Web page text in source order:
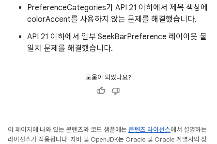
PreferenceCategories가 API 21 이하에서 제목 색상에
colorAccent를 사용하지 않는 문제를 해결했습니다.
API 21 이하에서 일부 SeekBarPreference 레이아웃 불
일치 문제를 해결했습니다.
도움이 되었나요?
이 페이지에 나와 있는 콘텐츠와 코드 샘플에는 콘텐츠 라이선스에서 설명하는
라이선스가 적용됩니다. 자바 및 OpenJDK는 Oracle 및 Oracle 계열사의 상